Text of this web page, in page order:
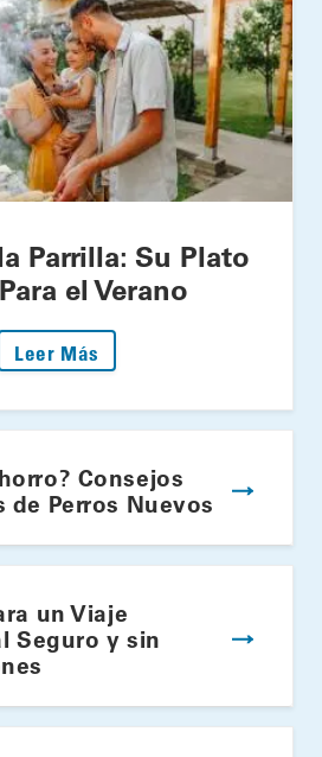
Parrilla: Su Plato
el Verano
Leer Más
Consejos
de Perros Nuevos
un Viaje
Seguro y sin